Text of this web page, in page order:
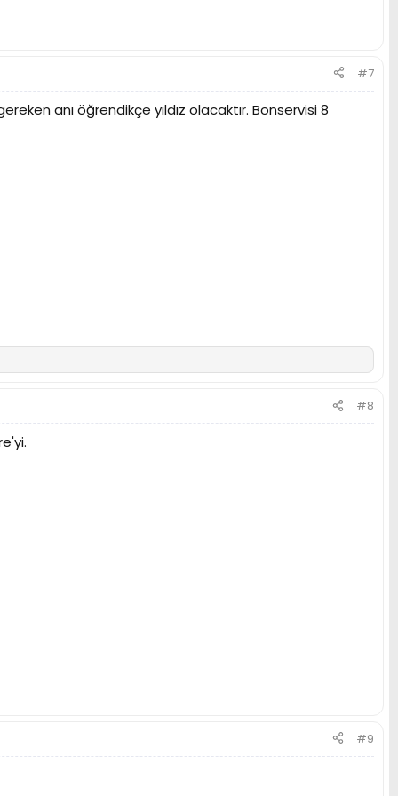
#7
anı öğrendikçe yıldız olacaktır. Bonservisi 8
#8
#9